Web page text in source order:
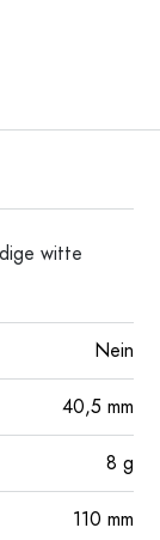
witte
Nein
40,5 mm
8 g
110 mm